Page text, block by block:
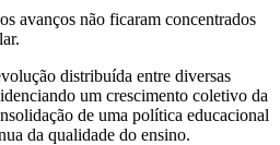
avanços não ficaram concentrados
distribuída entre diversas
um crescimento coletivo da
de uma política educacional
da qualidade do ensino.